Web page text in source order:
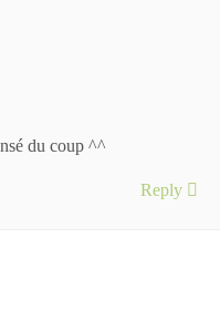
du coup ^^
Reply